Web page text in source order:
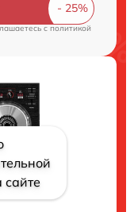
c политикой
сайте